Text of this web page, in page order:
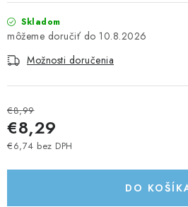
Obchodné podmienky
Skladom
10.8.2026
Možnosti doručenia
€8,99
€8,29
€6,74 bez DPH
DO